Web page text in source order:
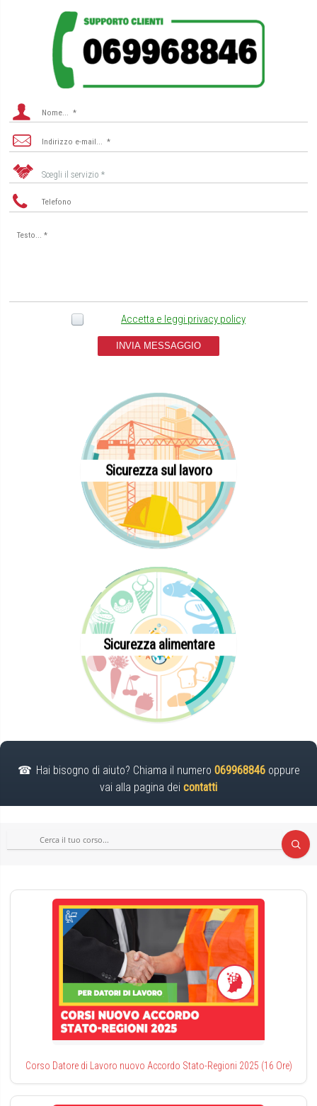
Scegli il servizio *
Accetta e leggi privacy policy
INVIA MESSAGGIO
Sicurezza sul lavoro
Sicurezza alimentare
Hai bisogno di aiuto? Chiama il numero 069968846oppure
vai alla pagina dei contatti
Corso Datore di Lavoro nuovo Accordo Stato-Regioni 2025 (16 Ore)